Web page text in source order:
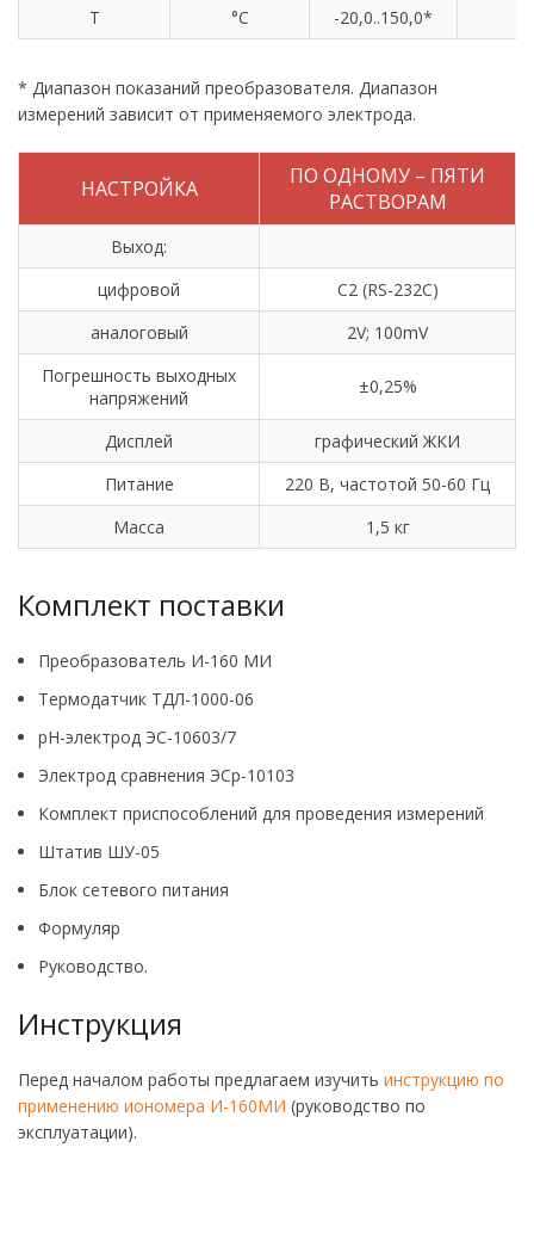
T °С -20,0..150,0*
* Диапазон показаний преобразователя. Диапазон
измерений зависит от применяемого электрода.
НАСТРОЙКА
ПО ОДНОМУ – ПЯТИ
РАСТВОРАМ
Выход:
цифровой
C2 (RS-232C)
аналоговый
2V; 100mV
Погрешность выходных
напряжений
±0,25%
Дисплей
графический ЖКИ
Питание
220 В, частотой 50-60 Гц
Масса
1,5 кг
Комплект поставки
Преобразователь И-160 МИ
Термодатчик ТДЛ-1000-06
рН-электрод ЭС-10603/7
Электрод сравнения ЭСр-10103
Комплект приспособлений для проведения измерений
Штатив ШУ-05
Блок сетевого питания
Формуляр
Руководство.
Инструкция
Перед началом работы предлагаем изучить инструкцию по
применению иономера И-160МИ (руководство по
эксплуатации).